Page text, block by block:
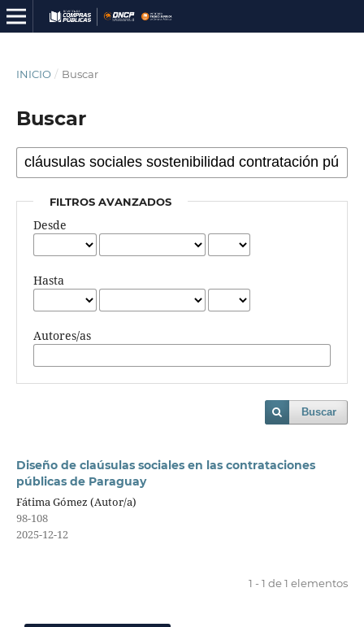
INICIO / Buscar
Buscar
FILTROS AVANZADOS
Desde
Hasta
Autores/as
Buscar
Diseño de claúsulas sociales en las contrataciones
públicas de Paraguay
Fátima Gómez (Autor/a)
98-108
2025-12-12
1 - 1 de 1 elementos